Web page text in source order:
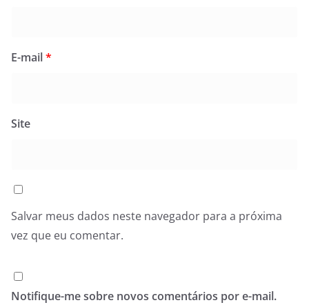
E-mail*
Site
Salvar meus dados neste navegador para a próxima
vez que eu comentar.
Notifique-me sobre novos comentários por e-mail.